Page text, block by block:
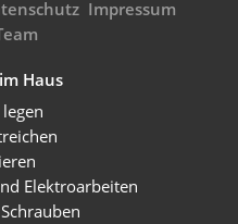
Impressum
Haus
Elektroarbeiten